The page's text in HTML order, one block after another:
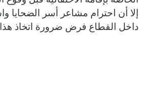
إلا أن احترام مشاعر أسر الضحايا
داخل القطاع فرض ضرورة اتخاذ هذا